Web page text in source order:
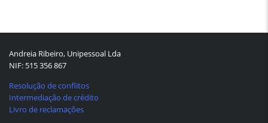
Andreia Ribeiro, Unipessoal Lda
NIF: 515 356 867
Resolução de conflitos
Intermediação de crédito
Livro de reclamações